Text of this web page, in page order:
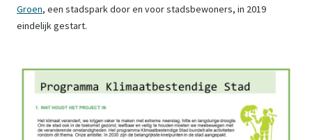
Groen, een stadspark door en voor stadsbewoners, in 2019
eindelijk gestart.